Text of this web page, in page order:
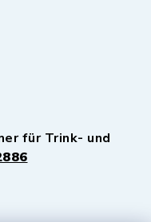
für Trink- und